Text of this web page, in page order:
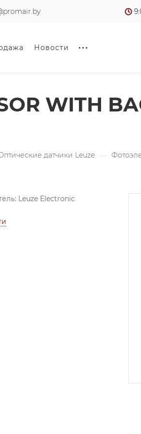
Новости
WITH
датчики Leuze —
Leuze Electronic